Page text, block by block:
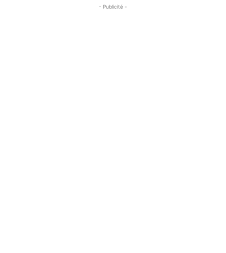
- Publicité -